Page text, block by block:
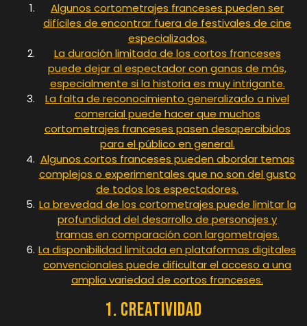
Algunos cortometrajes franceses pueden ser
difíciles de encontrar fuera de festivales de cine
especializados.
La duración limitada de los cortos franceses
puede dejar al espectador con ganas de más,
especialmente si la historia es muy intrigante.
La falta de reconocimiento generalizado a nivel
comercial puede hacer que muchos
cortometrajes franceses pasen desapercibidos
para el público en general.
Algunos cortos franceses pueden abordar temas
complejos o experimentales que no son del gusto
de todos los espectadores.
La brevedad de los cortometrajes puede limitar la
profundidad del desarrollo de personajes y
tramas en comparación con largometrajes.
La disponibilidad limitada en plataformas digitales
convencionales puede dificultar el acceso a una
amplia variedad de cortos franceses.
1. Creatividad